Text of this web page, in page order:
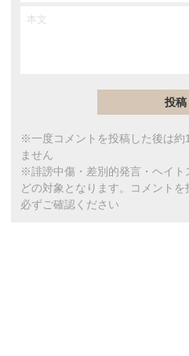
※一度コメントを投稿した後は約
ません
※誹謗中傷・差別的発言・ヘイト
どの対象となります。コメントを
必ずご確認ください